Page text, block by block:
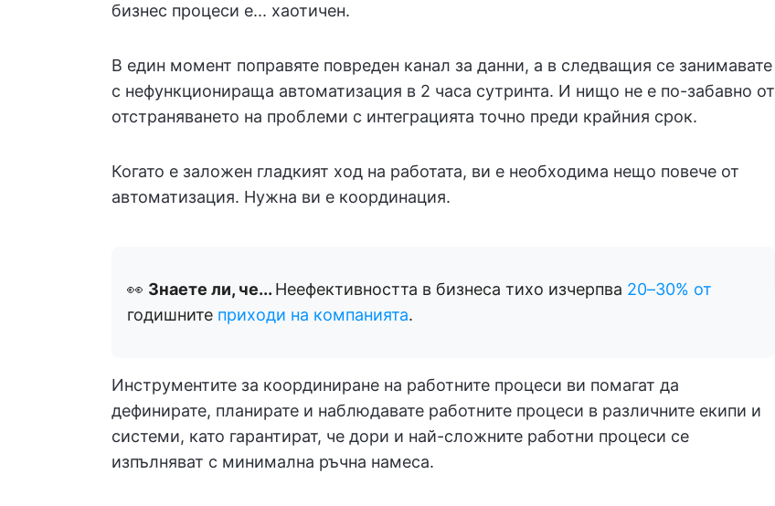
бизнес процеси е... хаотичен.
В един момент поправяте повреден канал за данни, а в следващия се занимавате
с нефункционираща автоматизация в 2 часа сутринта. И нищо не е по-забавно от
отстраняването на проблеми с интеграцията точно преди крайния срок.
Когато е заложен гладкият ход на работата, ви е необходима нещо повече от
автоматизация. Нужна ви е координация.
👀 Знаете ли, че... Неефективността в бизнеса тихо изчерпва 20–30% от
годишните приходи на компанията.
Инструментите за координиране на работните процеси ви помагат да
дефинирате, планирате и наблюдавате работните процеси в различните екипи и
системи, като гарантират, че дори и най-сложните работни процеси се
изпълняват с минимална ръчна намеса.